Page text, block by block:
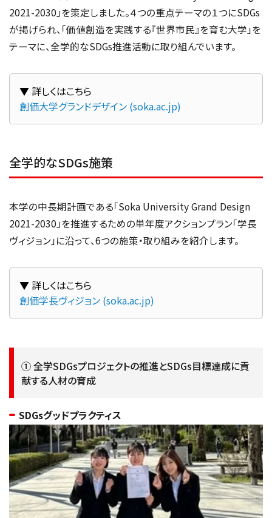
2021-2030」を策定しました。４つの重点テーマの１つにSDGs
が掲げられ、「価値創造を実践する『世界市民』を育む大学」を
テーマに、全学的なSDGs推進活動に取り組んでいます。
創価大学グランドデザイン (soka.ac.jp)
全学的なSDGs施策
本学の中長期計画である「Soka University Grand Design
2021-2030」を推進するための単年度アクションプラン「学長
ヴィジョン」に沿って、6つの施策・取り組みを紹介します。
創価学長ヴィジョン (soka.ac.jp)
① 全学SDGsプロジェクトの推進とSDGs目標達成に貢
献する人材の育成
SDGsグッドプラクティス